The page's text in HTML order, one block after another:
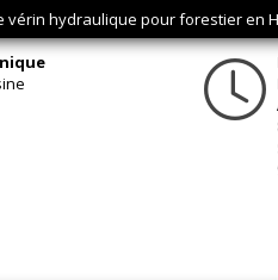
hydraulique pour forestier en